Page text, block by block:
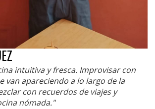
intuitiva y fresca. Improvisar con
van apareciendo a lo largo de la
con recuerdos de viajes y
nómada."